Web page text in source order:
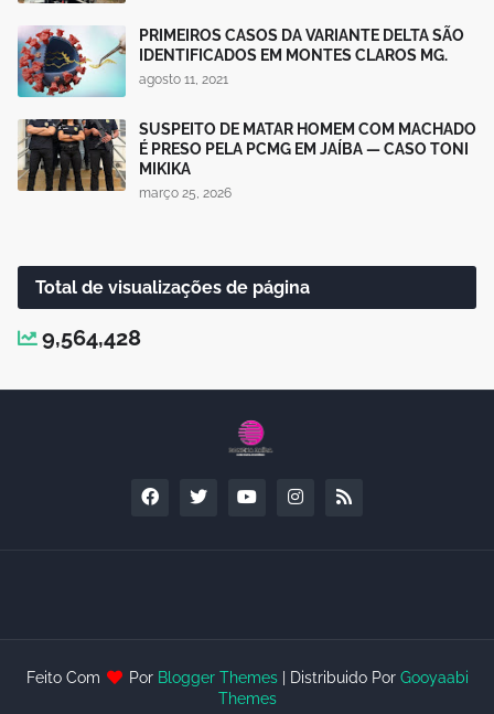
PRIMEIROS CASOS DA VARIANTE DELTA SÃO
IDENTIFICADOS EM MONTES CLAROS MG.
agosto 11, 2021
SUSPEITO DE MATAR HOMEM COM MACHADO
É PRESO PELA PCMG EM JAÍBA — CASO TONI
MIKIKA
março 25, 2026
Total de visualizações de página
9,564,428
Feito Com Por Blogger Themes| Distribuido Por Gooyaabi
Themes